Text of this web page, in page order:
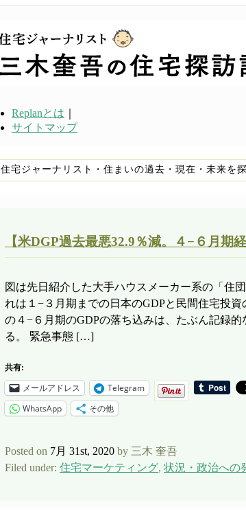
Replanとは
サイトマップ
住宅ジャーナリスト・住まいの過去・現在・未来を探
【米DGP過去最悪32.9％減。４−６月期経
図は先日紹介した大手ハウスメーカー系の「住
れは１−３月期までの日本のGDPと民間住宅投資
の４−６月期のGDPの落ち込みは、たぶん記録
る。 緊急事態 […]
共有:
メールアドレス Telegram
WhatsApp
その他
Posted on 7月 31st, 2020 by 三木 奎吾
Filed under: 住宅マーケティング, 状況・政治への